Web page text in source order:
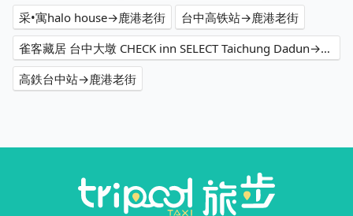
采•寓halo house→鹿港老街
台中高铁站→鹿港老街
雀客藏居 台中大墩 CHECK inn SELECT Taichung Dadun→鹿港老街
高鉄台中站→鹿港老街